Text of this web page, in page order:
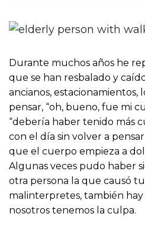
Durante muchos años he
que se han resbalado y
ancianos, estacionamientos,
pensar, “oh, bueno, fue mi
“debería haber tenido más
con el día sin volver a
que el cuerpo empieza a
Algunas veces pudo haber
otra persona la que causó
malinterpretes, también hay
nosotros tenemos la culpa.